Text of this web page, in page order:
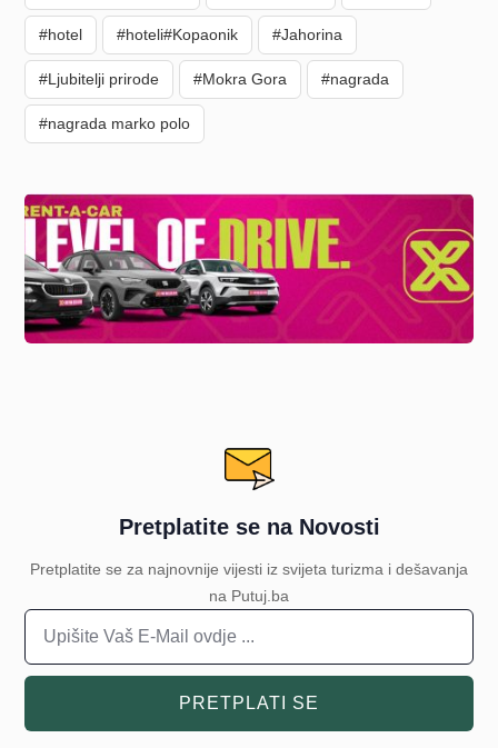
#hotel #hoteli#Kopaonik #Jahorina
#Ljubitelji prirode #Mokra Gora #nagrada
#nagrada marko polo
Pretplatite se na Novosti
Pretplatite se za najnovnije vijesti iz svijeta turizma i dešavanja
na Putuj.ba
PRETPLATI SE